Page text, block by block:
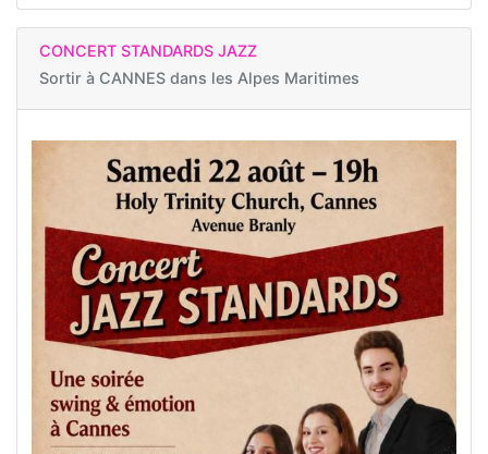
CONCERT STANDARDS JAZZ
Sortir à CANNES dans les Alpes Maritimes